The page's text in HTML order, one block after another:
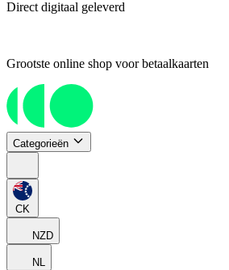
Direct digitaal geleverd
Grootste online shop voor betaalkaarten
Categorieën
CK
NZD
NL